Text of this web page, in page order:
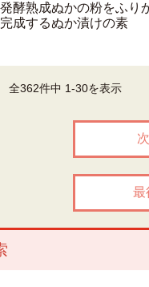
発酵熟成ぬかの粉をふり
完成するぬか漬けの素
全362件中 1-30を表示
最